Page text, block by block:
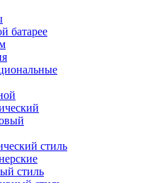
батарее
стиль
стиль